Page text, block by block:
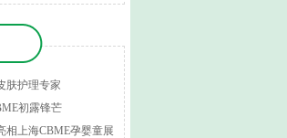
肤护理专家
初露锋芒
相上海CBME孕婴童展